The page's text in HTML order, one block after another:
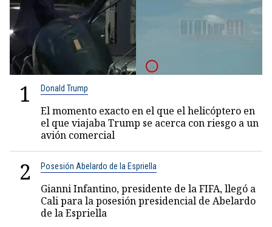
1 Donald Trump
El momento exacto en el que el helicóptero en
el que viajaba Trump se acerca con riesgo a un
avión comercial
2 Posesión Abelardo de la Espriella
Gianni Infantino, presidente de la FIFA, llegó a
Cali para la posesión presidencial de Abelardo
de la Espriella